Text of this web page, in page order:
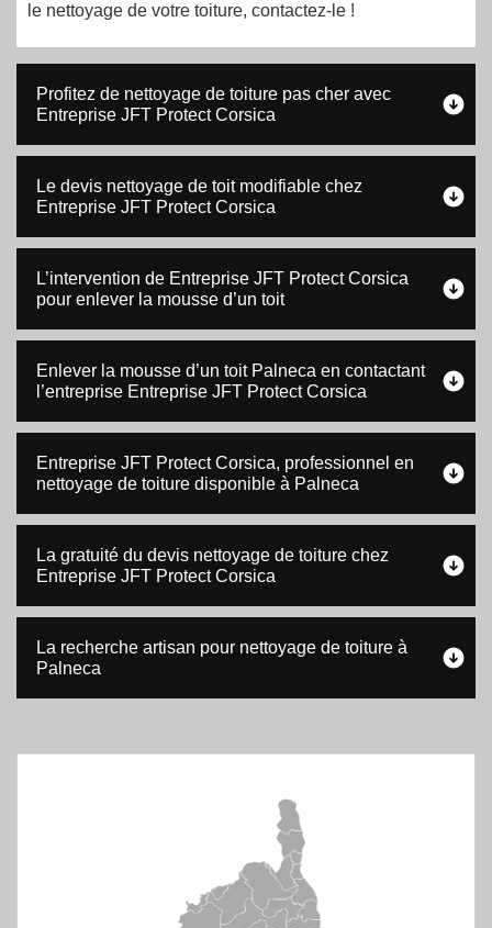
le nettoyage de votre toiture, contactez-le !
Profitez de nettoyage de toiture pas cher avec
Entreprise JFT Protect Corsica
Le devis nettoyage de toit modifiable chez
Entreprise JFT Protect Corsica
L’intervention de Entreprise JFT Protect Corsica
pour enlever la mousse d’un toit
Enlever la mousse d’un toit Palneca en contactant
l’entreprise Entreprise JFT Protect Corsica
Entreprise JFT Protect Corsica, professionnel en
nettoyage de toiture disponible à Palneca
La gratuité du devis nettoyage de toiture chez
Entreprise JFT Protect Corsica
La recherche artisan pour nettoyage de toiture à
Palneca